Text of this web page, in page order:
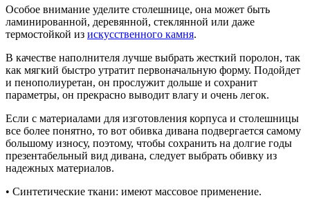
Особое внимание уделите столешнице, она может быть
ламинированной, деревянной, стеклянной или даже
термостойкой из искусственного камня.
В качестве наполнителя лучше выбрать жесткий поролон, так
как мягкий быстро утратит первоначальную форму. Подойдет
и пенополиуретан, он прослужит дольше и сохранит
параметры, он прекрасно выводит влагу и очень легок.
Если с материалами для изготовления корпуса и столешницы
все более понятно, то вот обивка дивана подвергается самому
большому износу, поэтому, чтобы сохранить на долгие годы
презентабельный вид дивана, следует выбрать обивку из
надежных материалов.
• Синтетические ткани: имеют массовое применение.